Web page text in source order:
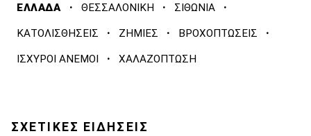
ΕΛΛΑΔΑ · ΘΕΣΣΑΛΟΝΙΚΗ · ΣΙΘΩΝΙΑ ·
ΚΑΤΟΛΙΣΘΗΣΕΙΣ · ΖΗΜΙΕΣ · ΒΡΟΧΟΠΤΩΣΕΙΣ ·
ΙΣΧΥΡΟΙ ΑΝΕΜΟΙ · ΧΑΛΑΖΟΠΤΩΣΗ
ΣΧΕΤΙΚΕΣ ΕΙΔΗΣΕΙΣ